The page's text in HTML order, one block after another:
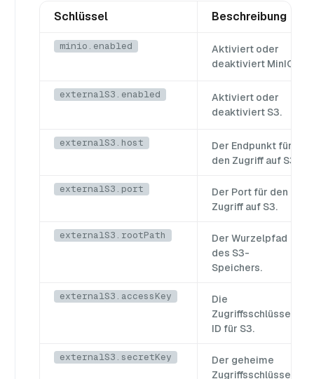
Schlüssel Beschreibung
minio.enabled
Aktiviert oder
deaktiviert MinIO.
externalS3.enabled
Aktiviert oder
deaktiviert S3.
externalS3.host
Der Endpunkt für
den Zugriff auf S3.
externalS3.port
Der Port für den
Zugriff auf S3.
externalS3.rootPath
Der Wurzelpfad
des S3-
Speichers.
externalS3.accessKey
Die
Zugriffsschlüssel-
ID für S3.
externalS3.secretKey
Der geheime
Zugriffsschlüssel